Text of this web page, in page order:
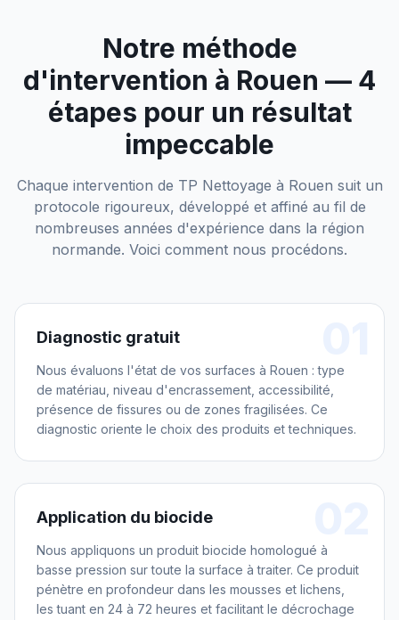
Notre méthode
d'intervention à Rouen — 4
étapes pour un résultat
impeccable
Chaque intervention de TP Nettoyage à Rouen suit un
protocole rigoureux, développé et affiné au fil de
nombreuses années d'expérience dans la région
normande. Voici comment nous procédons.
Diagnostic gratuit
Nous évaluons l'état de vos surfaces à Rouen : type
de matériau, niveau d'encrassement, accessibilité,
présence de fissures ou de zones fragilisées. Ce
diagnostic oriente le choix des produits et techniques.
Application du biocide
Nous appliquons un produit biocide homologué à
basse pression sur toute la surface à traiter. Ce produit
pénètre en profondeur dans les mousses et lichens,
les tuant en 24 à 72 heures et facilitant le décrochage